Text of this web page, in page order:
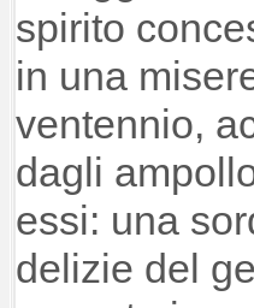
spirito
in una
ventennio,
dagli
essi: una
delizie del